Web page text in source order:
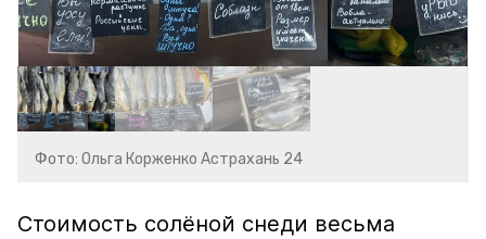
Фото: Ольга Корженко Астрахань 24
Стоимость солёной снеди весьма